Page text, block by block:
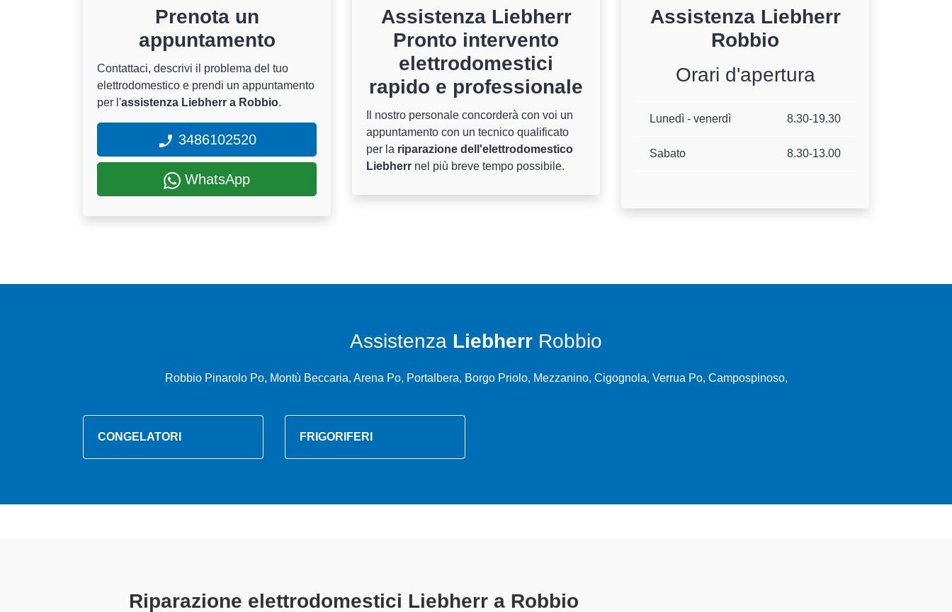
Prenota un
appuntamento
Contattaci, descrivi il problema del tuo
elettrodomestico e prendi un appuntamento
per l'assistenza Liebherr a Robbio.
3486102520
WhatsApp
Assistenza Liebherr
Pronto intervento
elettrodomestici
rapido e professionale
Il nostro personale concorderà con voi un
appuntamento con un tecnico qualificato
per la riparazione dell'elettrodomestico
Liebherr nel più breve tempo possibile.
Assistenza Liebherr
Robbio
Orari d'apertura
Lunedì - venerdì 8.30-19.30
Sabato 8.30-13.00
Assistenza Liebherr Robbio
Robbio Pinarolo Po, Montù Beccaria, Arena Po, Portalbera, Borgo Priolo, Mezzanino, Cigognola, Verrua Po, Campospinoso,
CONGELATORI FRIGORIFERI
Tecnici Elettrodomestici Liebherr A Robbio